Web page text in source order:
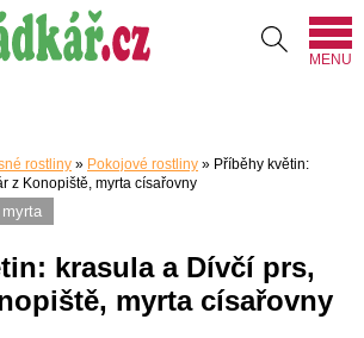
MENU
rostliny » Pokojové rostliny » Příběhy květin:
z Konopiště, myrta císařovny
myrta
krasula a Dívčí prs,
myrta císařovny